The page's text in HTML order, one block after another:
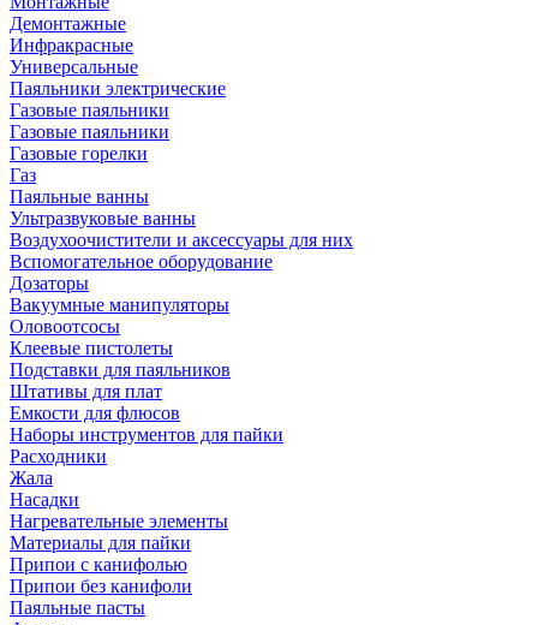
Демонтажные
Инфракрасные
Универсальные
Паяльники электрические
Газовые паяльники
Газовые паяльники
Газовые горелки
Газ
Паяльные ванны
Ультразвуковые ванны
Воздухоочистители и аксессуары для них
Вспомогательное оборудование
Дозаторы
Вакуумные манипуляторы
Оловоотсосы
Клеевые пистолеты
Подставки для паяльников
Штативы для плат
Емкости для флюсов
Наборы инструментов для пайки
Расходники
Жала
Насадки
Нагревательные элементы
Материалы для пайки
Припои с канифолью
Припои без канифоли
Паяльные пасты